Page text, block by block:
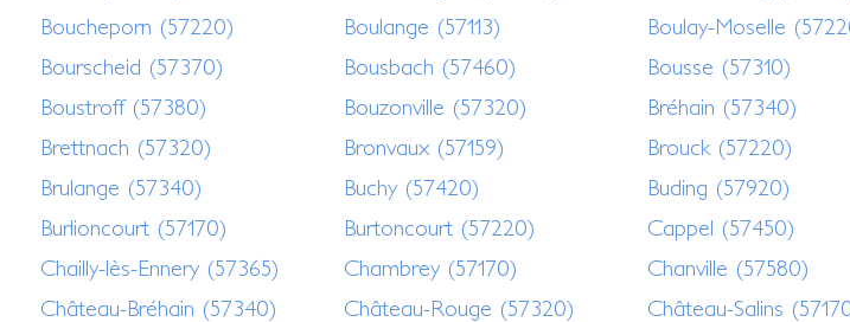
Boucheporn (57220)
Boulange (57113) Boulay-Moselle
Bourscheid (57370)
Bousbach (57460) Bousse (57310)
Boustroff (57380)
Bouzonville (57320) Bréhain (57340)
Brettnach (57320)
Bronvaux (57159) Brouck (57220)
Brulange (57340)
Buchy (57420) Buding (57920)
Burlioncourt (57170)
Burtoncourt (57220) Cappel (57450)
Chailly-lès-Ennery (57365)
Chambrey (57170) Chanville (57580)
Château-Bréhain (57340)
Château-Rouge (57320) Château-Salins